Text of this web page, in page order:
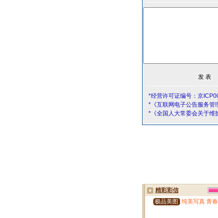
*经营许可证编号：京
*《互联网电子公告服务管
*《全国人大常委会关于维